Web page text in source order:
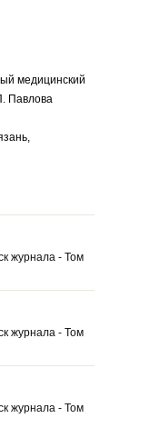
медицинский
Павлова
журнала - Том
журнала - Том
журнала - Том